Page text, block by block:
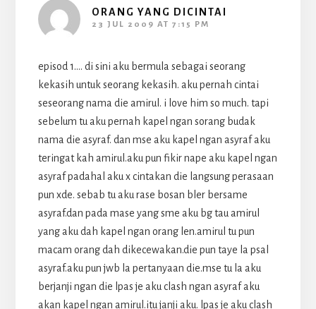
ORANG YANG DICINTAI
23 JUL 2009 AT 7:15 PM
episod 1…. di sini aku bermula sebagai seorang
kekasih untuk seorang kekasih. aku pernah cintai
seseorang nama die amirul. i love him so much. tapi
sebelum tu aku pernah kapel ngan sorang budak
nama die asyraf. dan mse aku kapel ngan asyraf aku
teringat kah amirul.aku pun fikir nape aku kapel ngan
asyraf padahal aku x cintakan die langsung perasaan
pun xde. sebab tu aku rase bosan bler bersame
asyraf.dan pada mase yang sme aku bg tau amirul
yang aku dah kapel ngan orang len.amirul tu pun
macam orang dah dikecewakan.die pun taye la psal
asyraf.aku pun jwb la pertanyaan die.mse tu la aku
berjanji ngan die lpas je aku clash ngan asyraf aku
akan kapel ngan amirul.itu janji aku. lpas je aku clash